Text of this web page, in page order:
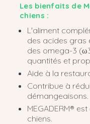
Les bienfaits de
chiens :
L'aliment
des acides gras
des omega-3
quantités et
Aide à la
Contribue à
démangeaisons.
MEGADERM®
chiens.